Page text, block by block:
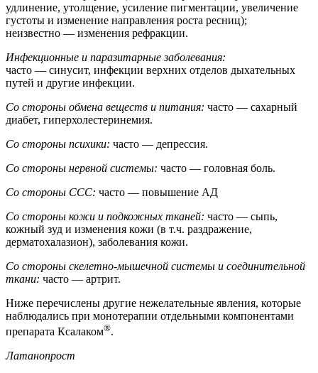
удлинение, утолщение, усиление пигментации, увеличение
густоты и изменение направления роста ресниц);
неизвестно — изменения рефракции.
Инфекционные и паразитарные заболевания:
часто — синусит, инфекции верхних отделов дыхательных
путей и другие инфекции.
Со стороны обмена веществ и питания: часто — сахарный
диабет, гиперхолестеринемия.
Со стороны психики: часто — депрессия.
Со стороны нервной системы: часто — головная боль.
Со стороны ССС: часто — повышение АД
Со стороны кожи и подкожных тканей: часто — сыпь,
кожный зуд и изменения кожи (в т.ч. раздражение,
дерматохалазион), заболевания кожи.
Со стороны скелетно-мышечной системы и соединительной
ткани: часто — артрит.
Ниже перечислены другие нежелательные явления, которые
наблюдались при монотерапии отдельными компонентами
препарата Ксалаком®.
Латанопрост